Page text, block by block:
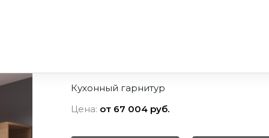
Кухонный гарнитур
Цена: от 67 004 руб.
ИЛИ ПРОСТО
ПОЗВОНИТЕ НАМ